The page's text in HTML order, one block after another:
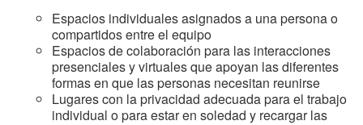
Espacios individuales asignados a una persona o
compartidos entre el equipo
Espacios de colaboración para las interacciones
presenciales y virtuales que apoyan las diferentes
formas en que las personas necesitan reunirse
Lugares con la privacidad adecuada para el trabajo
individual o para estar en soledad y recargar las